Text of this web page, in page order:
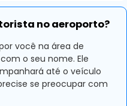
no aeroporto?
você na área de
o seu nome. Ele
até o veículo
se preocupar com